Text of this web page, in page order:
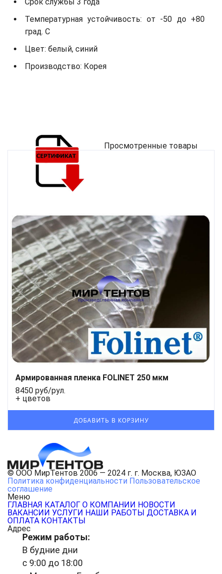
Срок службы 3 года
Температурная устойчивость: от -50 до +80
град. С
Цвет: белый, синий
Производство: Корея
Просмотренные товары
Армированная пленка FOLINET 250 мкм
8450 руб/рул.
+ цветов
© ООО МирТентов 2006 — 2024 г. г. Москва, ЮЗАО
Политика конфиденциальности Пользовательское
соглашение
Меню
ГЛАВНАЯ КАТАЛОГ О КОМПАНИИ НОВОСТИ
ВАКАНСИИ УСЛУГИ НАШИ РАБОТЫ ДОСТАВКА И
ОПЛАТА КОНТАКТЫ
Адрес
Режим работы:
В будние дни
с 9:00 до 18:00